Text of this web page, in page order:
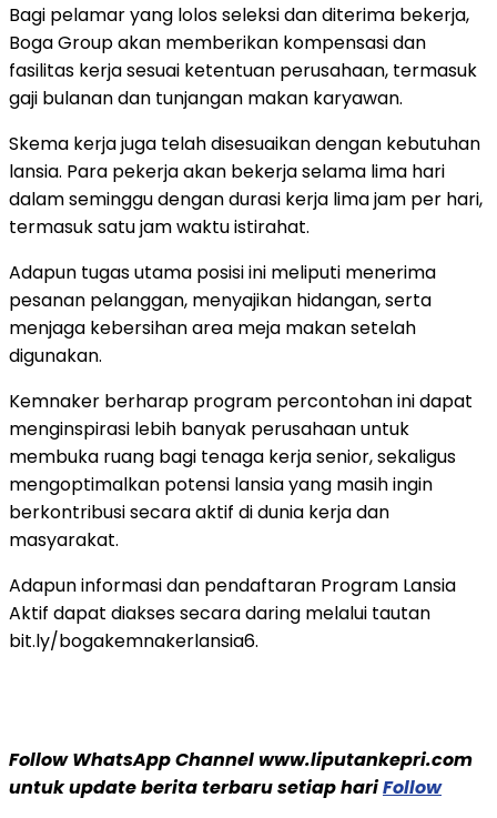
Bagi pelamar yang lolos seleksi dan diterima bekerja,
Boga Group akan memberikan kompensasi dan
fasilitas kerja sesuai ketentuan perusahaan, termasuk
gaji bulanan dan tunjangan makan karyawan.
Skema kerja juga telah disesuaikan dengan kebutuhan
lansia. Para pekerja akan bekerja selama lima hari
dalam seminggu dengan durasi kerja lima jam per hari,
termasuk satu jam waktu istirahat.
Adapun tugas utama posisi ini meliputi menerima
pesanan pelanggan, menyajikan hidangan, serta
menjaga kebersihan area meja makan setelah
digunakan.
Kemnaker berharap program percontohan ini dapat
menginspirasi lebih banyak perusahaan untuk
membuka ruang bagi tenaga kerja senior, sekaligus
mengoptimalkan potensi lansia yang masih ingin
berkontribusi secara aktif di dunia kerja dan
masyarakat.
Adapun informasi dan pendaftaran Program Lansia
Aktif dapat diakses secara daring melalui tautan
bit.ly/bogakemnakerlansia6.
Follow WhatsApp Channel www.liputankepri.com
untuk update berita terbaru setiap hariFollow